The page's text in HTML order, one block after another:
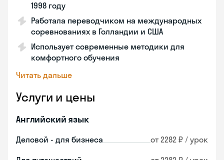
1998 году
Работала переводчиком на международных
соревнованиях в Голландии и США
Использует современные методики для
комфортного обучения
Читать дальше
Услуги и цены
Английский язык
Деловой - для бизнеса от 2282 ₽ / урок